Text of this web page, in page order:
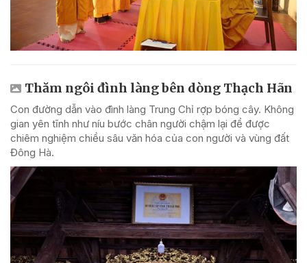
Thăm ngôi đình làng bên dòng Thạch Hãn
Con đường dẫn vào đình làng Trung Chỉ rợp bóng cây. Không
gian yên tĩnh như níu bước chân người chậm lại để được
chiêm nghiệm chiều sâu văn hóa của con người và vùng đất
Đông Hà.